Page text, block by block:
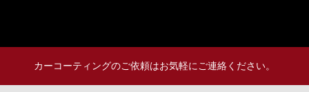
カーコーティングのご依頼はお気軽にご連絡ください。